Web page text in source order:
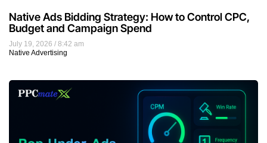
July 19, 2026
8:42 am
Native Advertising
Native Ads Bidding Strategy: How to Control CPC,
Budget and Campaign Spend